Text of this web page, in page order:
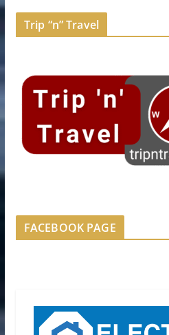
Trip “n” Travel
FACEBOOK PAGE